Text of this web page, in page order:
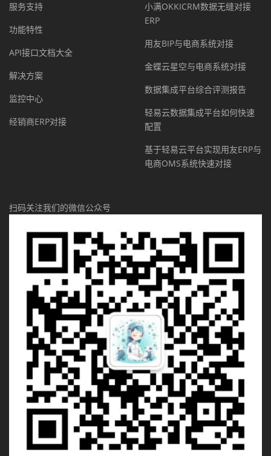
服务支持
功能特性
API接口文档大全
解决方案
监控中心
经销商ERP对接
小满OKKICRM数据无缝对接
ERP
用友BIP与电商系统对接
金蝶云星空与电商系统对接
数据集成平台综合评测报告
轻易云数据集成平台如何快速
配置
基于轻易云平台实现用友ERP与
电商OMS系统快速对接
扫码关注我们的微信公众号